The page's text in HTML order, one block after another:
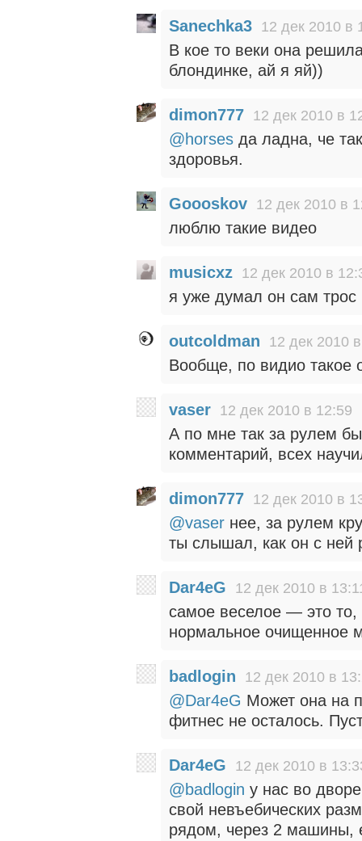
Sanechka3 12 дек 2010 в
В кое то веки она
блондинке, ай я яй))
dimon777 12 дек 2010 в
@horses да ладна, че
здоровья.
Goooskov 12 дек 2010 в
люблю такие видео
musicxz 12 дек 2010 в
я уже думал он сам трос
outcoldman 12 дек 2010
Вообще, по видио такое
vaser 12 дек 2010 в 12:59
А по мне так за рулем
комментарий, всех
dimon777 12 дек 2010 в
@vaser нее, за рулем
ты слышал, как он с ней
Dar4eG 12 дек 2010 в
самое веселое — это
нормальное очищенное
badlogin 12 дек 2010 в
@Dar4eG Может она на
фитнес не осталось.
Dar4eG 12 дек 2010 в
@badlogin у нас во
свой невъебических
рядом, через 2 машины,